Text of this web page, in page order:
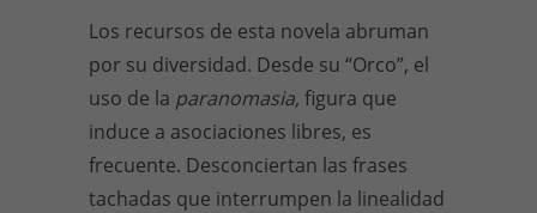
Los recursos de esta novela abruman
por su diversidad. Desde su “Orco”, el
uso de la paranomasia, figura que
induce a asociaciones libres, es
frecuente. Desconciertan las frases
tachadas que interrumpen la linealidad